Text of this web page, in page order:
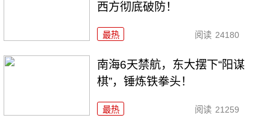
西方彻底破防！
最热 阅读 24180
南海6天禁航，东大摆下“阳谋
棋”，锤炼铁拳头！
最热 阅读 21259